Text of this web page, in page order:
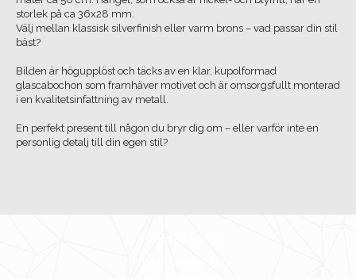
storlek på ca 36x28 mm.
Välj mellan klassisk silverfinish eller varm brons – vad passar din stil
bäst?
Bilden är högupplöst och täcks av en klar, kupolformad
glascabochon som framhäver motivet och är omsorgsfullt monterad
i en kvalitetsinfattning av metall.
En perfekt present till någon du bryr dig om – eller varför inte en
personlig detalj till din egen stil?